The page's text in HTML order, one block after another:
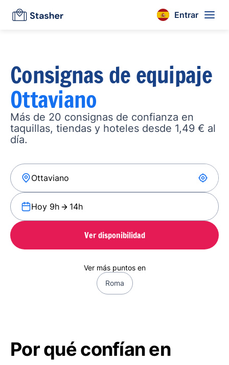
Entrar
Consignas de equipaje
Ottaviano
Más de 20 consignas de confianza en
taquillas, tiendas y hoteles desde 1,49 € al
día.
Hoy 9h 14h
Ver disponibilidad
Ver más puntos en
Roma
Por qué confían en